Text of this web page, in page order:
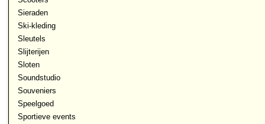
Sieraden
Ski-kleding
Sleutels
Slijterijen
Sloten
Soundstudio
Souveniers
Speelgoed
Sportieve events